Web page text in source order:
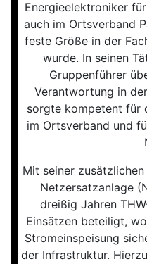
Energieelektroniker
auch im Ortsverband
feste Größe in der
wurde. In seinen
Gruppenführer
Verantwortung in
sorgte kompetent für
im Ortsverband und
Mit seiner
Netzersatzanlage
dreißig Jahren
Einsätzen beteiligt,
Stromeinspeisung
der Infrastruktur.